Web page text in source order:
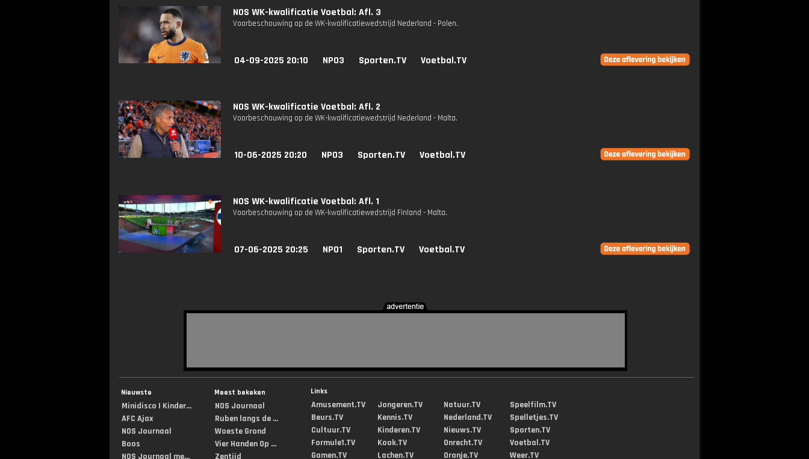
NOS WK-kwalificatie Voetbal: Afl. 3
Voorbeschouwing op de WK-kwalificatiewedstrijd Nederland - Polen.
04-09-2025 20:10 NPO3 Sporten.TV Voetbal.TV
NOS WK-kwalificatie Voetbal: Afl. 2
Voorbeschouwing op de WK-kwalificatiewedstrijd Nederland - Malta.
10-06-2025 20:20 NPO3 Sporten.TV Voetbal.TV
NOS WK-kwalificatie Voetbal: Afl. 1
Voorbeschouwing op de WK-kwalificatiewedstrijd Finland - Malta.
07-06-2025 20:25 NPO1 Sporten.TV Voetbal.TV
Nieuwste
Minidisco | Kinder...
AFC Ajax
NOS Journaal
Boos
NOS Journaal me...
Meest bekeken
NOS Journaal
Ruben langs de ...
Woeste Grond
Vier Handen Op ...
Zentijd
Links
Amusement.TV
Beurs.TV
Cultuur.TV
Formule1.TV
Gamen.TV
Jongeren.TV
Kennis.TV
Kinderen.TV
Kook.TV
Lachen.TV
Natuur.TV
Nederland.TV
Nieuws.TV
Onrecht.TV
Oranje.TV
Speelfilm.TV
Spelletjes.TV
Sporten.TV
Voetbal.TV
Weer.TV